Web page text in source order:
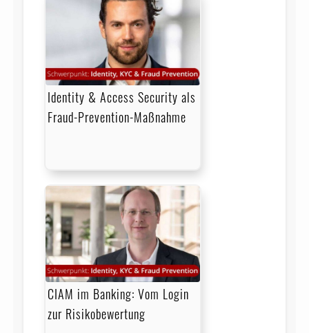
Identity & Access Security als
Fraud-Prevention-Maßnahme
CIAM im Banking: Vom Login
zur Risikobewertung